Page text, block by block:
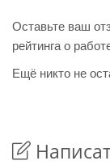
Оставьте ваш
рейтинга о
Ещё никто не